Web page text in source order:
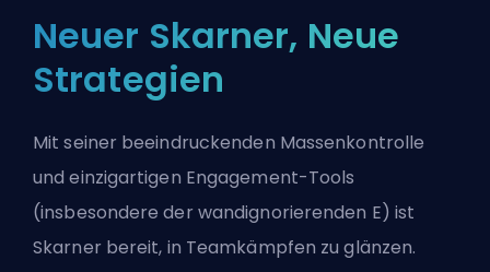
Neuer Skarner, Neue
Strategien
Mit seiner beeindruckenden Massenkontrolle
und einzigartigen Engagement-Tools
(insbesondere der wandignorierenden E) ist
Skarner bereit, in Teamkämpfen zu glänzen.